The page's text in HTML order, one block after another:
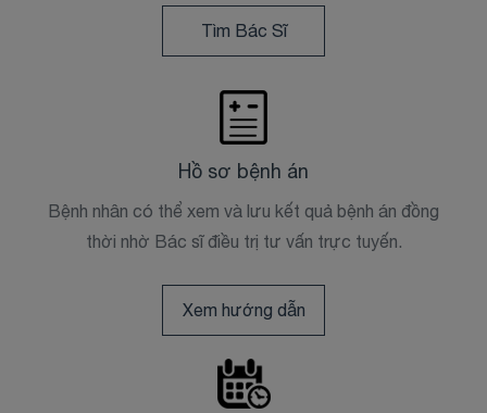
Tìm Bác Sĩ
Hồ sơ bệnh án
Bệnh nhân có thể xem và lưu kết quả bệnh án đồng
thời nhờ Bác sĩ điều trị tư vấn trực tuyến.
Xem hướng dẫn